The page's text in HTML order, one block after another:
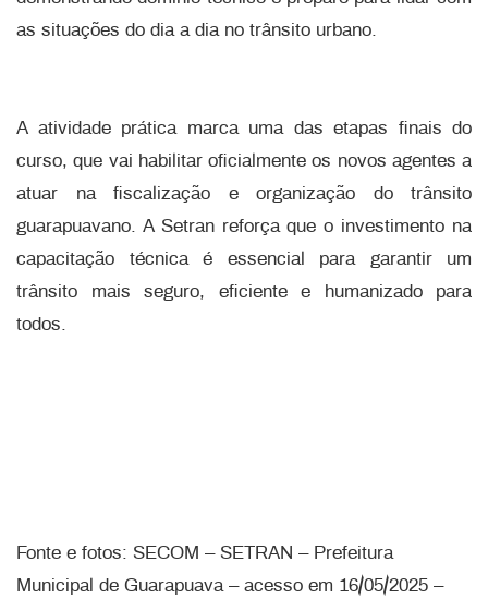
as situações do dia a dia no trânsito urbano.
A atividade prática marca uma das etapas finais do
curso, que vai habilitar oficialmente os novos agentes a
atuar na fiscalização e organização do trânsito
guarapuavano. A Setran reforça que o investimento na
capacitação técnica é essencial para garantir um
trânsito mais seguro, eficiente e humanizado para
todos.
Fonte e fotos: SECOM – SETRAN – Prefeitura
Municipal de Guarapuava – acesso em 16/05/2025 –